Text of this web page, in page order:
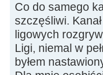
Co do samego
szczęśliwi.
ligowych
Ligi, niemal w
byłem